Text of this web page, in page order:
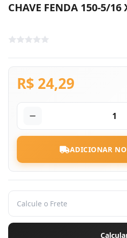
CHAVE FENDA 150-5/16
R$ 24,29
1
ADICIONAR